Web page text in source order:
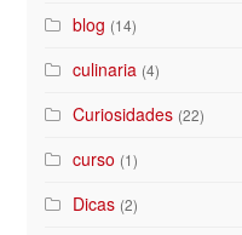
blog (14)
culinaria (4)
Curiosidades (22)
curso (1)
Dicas (2)